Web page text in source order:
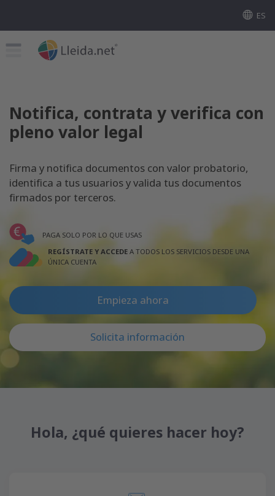
ES
Notifica, contrata y verifica con
pleno valor legal
Firma y notifica documentos con valor probatorio,
identifica a tus usuarios y valida tus documentos
firmados por terceros.
PAGA SOLO POR LO QUE USAS
REGÍSTRATE Y ACCEDEA TODOS LOS SERVICIOS DESDE UNA
ÚNICA CUENTA
Empieza ahora
Solicita información
Hola, ¿qué quieres hacer hoy?